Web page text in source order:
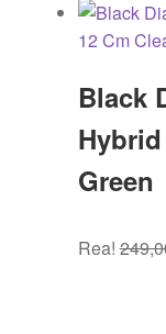
Black
Green
Rea!